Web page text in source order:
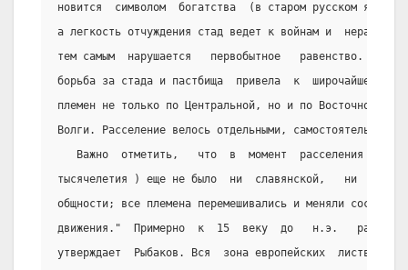
новится  символом  богатства  (в старом русском
а легкость отчуждения стад ведет к войнам и
тем самым  нарушается   первобытное   равенство.
борьба за стада и пастбища  привела  к  широчайшему
племен не только по Центральной, но и по Восточной
Волги. Расселение велось отдельными, самостоятельно
Важно  отметить,   что  в  момент  расселения  (
тысячелетия ) еще не было  ни  славянской,   ни
общности; все племена перемешивались и меняли соседей
движения."  Примерно  к  15  веку  до   н.э.
утверждает  Рыбаков. Вся  зона европейских